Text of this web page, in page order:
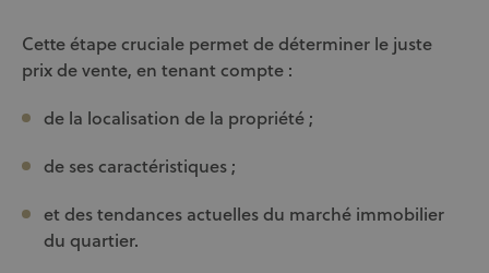
Cette étape cruciale permet de déterminer le juste
prix de vente, en tenant compte :
de la localisation de la propriété ;
de ses caractéristiques ;
et des tendances actuelles du marché immobilier
du quartier.